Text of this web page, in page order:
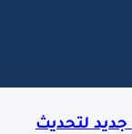
لتحديث